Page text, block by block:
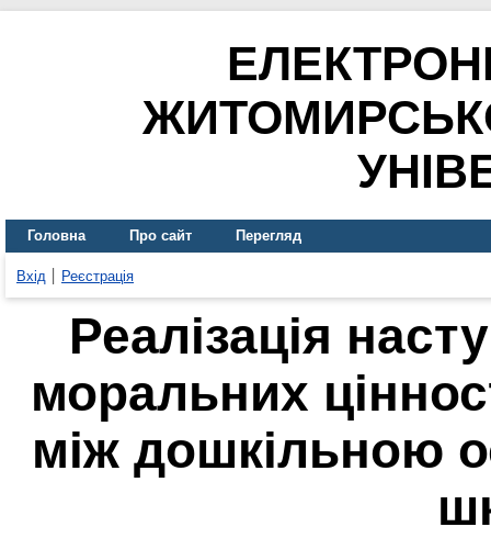
Головна Про сайт Перегляд
Вхід Реєстрація
Реалізація
моральних
між дошкільною